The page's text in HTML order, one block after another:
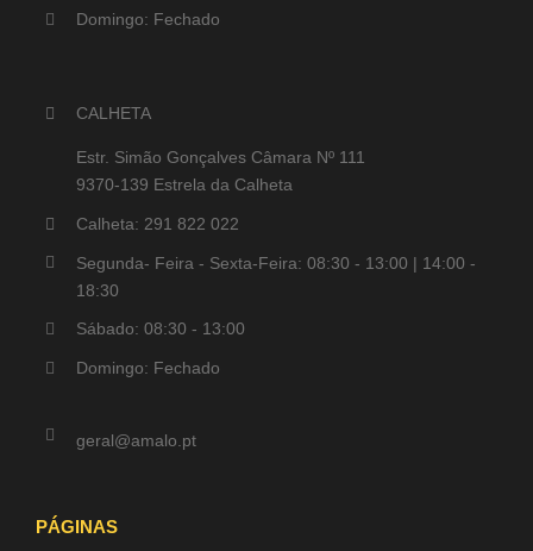
Domingo: Fechado
CALHETA
Estr. Simão Gonçalves Câmara Nº 111
9370-139 Estrela da Calheta
Calheta: 291 822 022
Segunda- Feira - Sexta-Feira: 08:30 - 13:00 | 14:00 -
18:30
Sábado: 08:30 - 13:00
Domingo: Fechado
geral@amalo.pt
PÁGINAS